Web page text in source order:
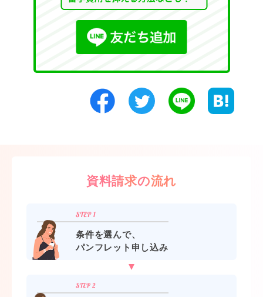
資料請求の流れ
条件を選んで、
パンフレット申し込み